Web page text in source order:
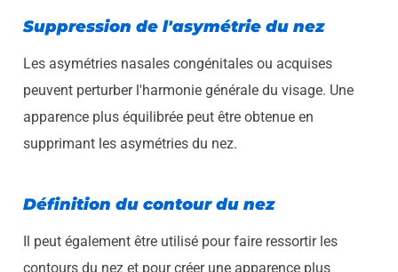
Suppression de l'asymétrie du nez
Les asymétries nasales congénitales ou acquises
peuvent perturber l'harmonie générale du visage. Une
apparence plus équilibrée peut être obtenue en
supprimant les asymétries du nez.
Définition du contour du nez
Il peut également être utilisé pour faire ressortir les
contours du nez et pour créer une apparence plus